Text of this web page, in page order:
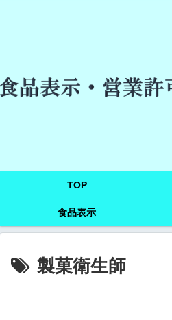
TOP
食品表示
製菓衛生師